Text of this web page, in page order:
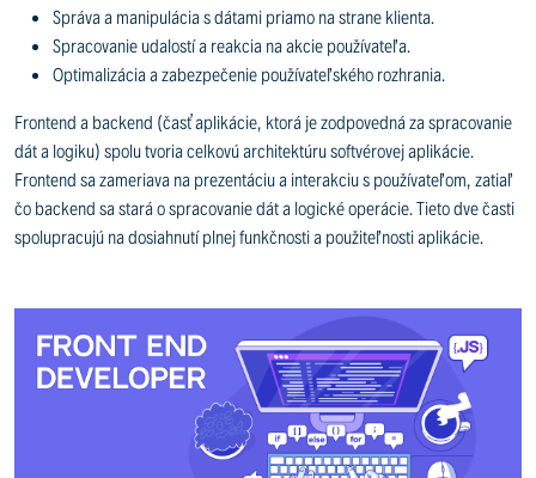
Správa a manipulácia s dátami priamo na strane klienta.
Spracovanie udalostí a reakcia na akcie používateľa.
Optimalizácia a zabezpečenie používateľského rozhrania.
Frontend a backend (časť aplikácie, ktorá je zodpovedná za spracovanie
dát a logiku) spolu tvoria celkovú architektúru softvérovej aplikácie.
Frontend sa zameriava na prezentáciu a interakciu s používateľom, zatiaľ
čo backend sa stará o spracovanie dát a logické operácie. Tieto dve časti
spolupracujú na dosiahnutí plnej funkčnosti a použiteľnosti aplikácie.